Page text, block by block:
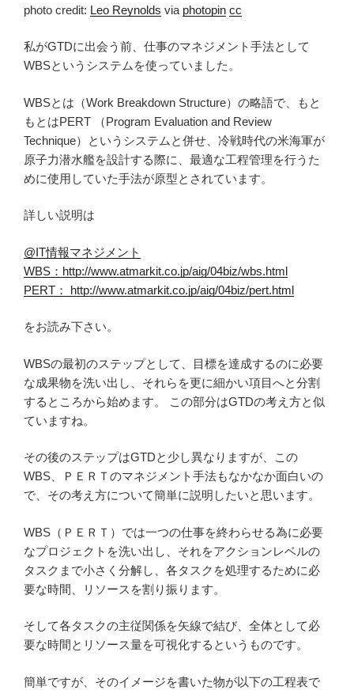
photo credit: Leo Reynolds via photopin cc
私がGTDに出会う前、仕事のマネジメント手法として
WBSというシステムを使っていました。
WBSとは（Work Breakdown Structure）の略語で、もと
もとはPERT （Program Evaluation and Review
Technique）というシステムと併せ、冷戦時代の米海軍が
原子力潜水艦を設計する際に、最適な工程管理を行うた
めに使用していた手法が原型とされています。
詳しい説明は
@IT情報マネジメント
WBS：http://www.atmarkit.co.jp/aig/04biz/wbs.html
PERT： http://www.atmarkit.co.jp/aig/04biz/pert.html
をお読み下さい。
WBSの最初のステップとして、目標を達成するのに必要
な成果物を洗い出し、それらを更に細かい項目へと分割
するところから始めます。 この部分はGTDの考え方と似
ていますね。
その後のステップはGTDと少し異なりますが、この
WBS、ＰＥＲＴのマネジメント手法もなかなか面白いの
で、その考え方について簡単に説明したいと思います。
WBS（ＰＥＲＴ）では一つの仕事を終わらせる為に必要
なプロジェクトを洗い出し、それをアクションレベルの
タスクまで小さく分解し、各タスクを処理するために必
要な時間、リソースを割り振ります。
そして各タスクの主従関係を矢線で結び、全体として必
要な時間とリソース量を可視化するというものです。
簡単ですが、そのイメージを書いた物が以下の工程表で